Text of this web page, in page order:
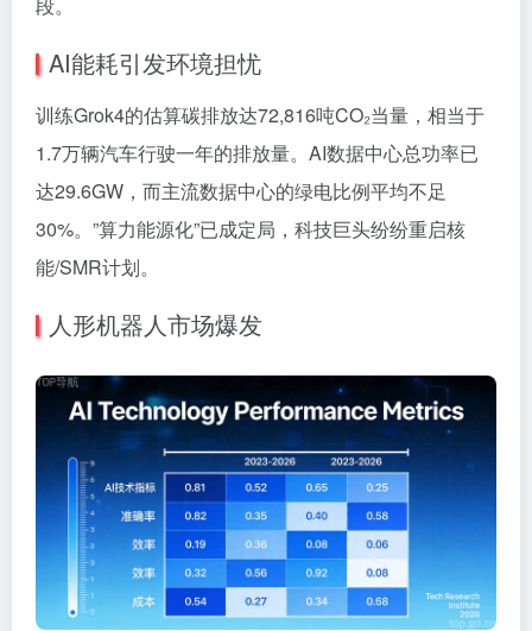
AI能耗引发环境担忧
训练Grok4的估算碳排放达72,816吨CO₂当量，相当于
1.7万辆汽车行驶一年的排放量。AI数据中心总功率已
达29.6GW，而主流数据中心的绿电比例平均不足
30%。”算力能源化”已成定局，科技巨头纷纷重启核
能/SMR计划。
人形机器人市场爆发